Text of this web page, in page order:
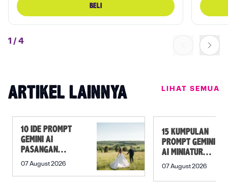
BELI
1 / 4
ARTIKEL LAINNYA LIHAT SEMUA
10 IDE PROMPT
GEMINI AI
PASANGAN
PREWEDDING
07 August 2026
15 KUMPULAN
PROMPT GEMINI
AI MINIATUR
UNTUK BERBAGAI
07 August 2026